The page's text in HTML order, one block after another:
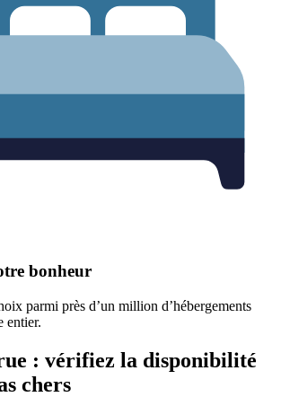
bonheur
parmi près d’un million d’hébergements
entier.
: vérifiez la disponibilité
chers